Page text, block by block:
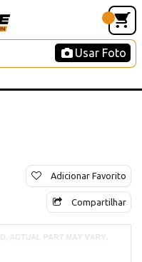
Usar Foto
Adicionar Favorito
Compartilhar